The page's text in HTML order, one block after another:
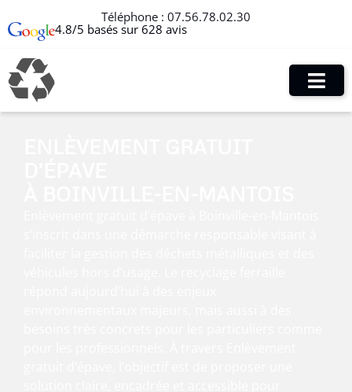
Téléphone : 07.56.78.02.30
4.8/5 basés sur 628 avis